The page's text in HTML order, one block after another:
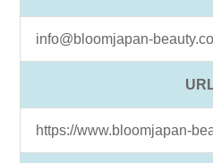
info@bloomjapan-
https://www.bloomjapan-